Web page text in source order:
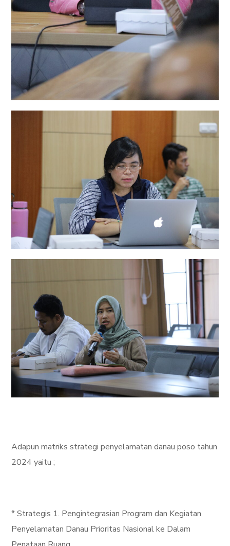
Adapun matriks strategi penyelamatan danau poso tahun
2024 yaitu ;
* Strategis 1. Pengintegrasian Program dan Kegiatan
Penyelamatan Danau Prioritas Nasional ke Dalam